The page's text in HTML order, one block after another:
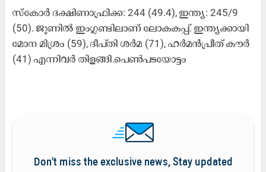
സ്​​കോ​ർ ദ​ക്ഷി​ണാ​ഫ്രി​ക്ക: 244 (49.4), ഇ​ന്ത്യ: 245/9
(50). ജൂ​ണി​ൽ ഇം​ഗ്ല​ണ്ടി​ലാണ്​ ലോകകപ്പ്​. ഇ​ന്ത്യ​ക്കാ​യി
മോ​ന മി​ശ്രം (59), ദീ​പ്​​തി ശ​ർ​മ (71), ഹ​ർ​മ​ൻ​പ്രീ​ത്​ കൗ​ർ
(41) എ​ന്നി​വ​ർ തി​ള​ങ്ങി.പെ​ൺ​പ​ടയോട്ടം
Don't miss the exclusive news, Stay updated